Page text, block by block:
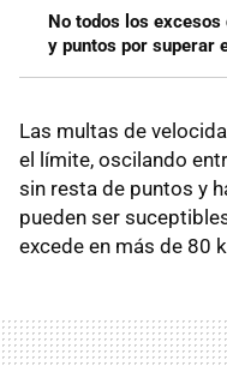
No todos los
y puntos por superar
Las multas de
el límite, oscilando
sin resta de puntos y
pueden ser
excede en más de 80